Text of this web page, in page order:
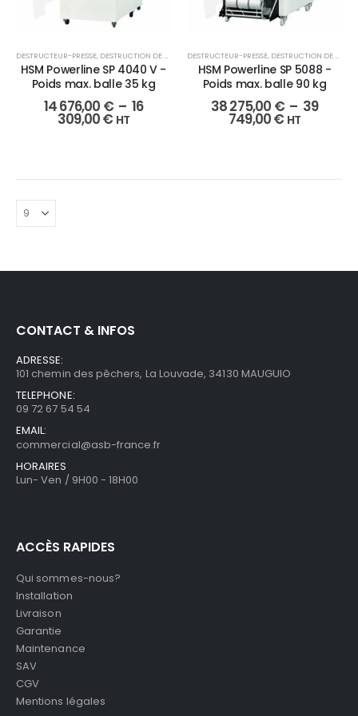
DESTRUCTEUR-PRESSE, DESTRUCTION DE DOCUMENTS ,FAÇONNAGE
HSM Powerline SP 4040 V -
Poids max. balle 35 kg
14 676,00 € – 16
309,00€ HT
DESTRUCTEUR-PRESSE, DESTRUCTION DE DOCUMENTS
HSM Powerline SP 5088 -
Poids max. balle 90 kg
38 275,00 € – 39
749,00€ HT
CONTACT & INFOS
ADRESSE:
101 chemin des pêchers, La Louvade, 34130 MAUGUIO
TELEPHONE:
09 72 67 54 54
EMAIL:
commercial@asb-france.fr
HORAIRES
Lun- Ven / 9H00 - 18H00
ACCÈS RAPIDES
Qui sommes-nous?
Installation
Livraison
Garantie
Maintenance
SAV
CGV
Mentions légales